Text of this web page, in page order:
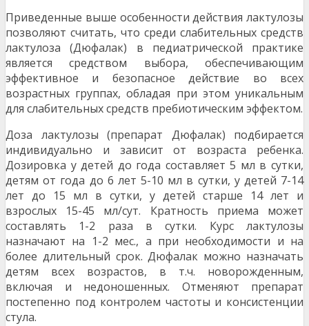
Приведенные выше особенности действия лактулозы
позволяют считать, что среди слабительных средств
лактулоза (Дюфалак) в педиатрической практике
является средством выбора, обеспечи­вающим
эффективное и безопасное действие во всех
возрастных группах, обладая при этом уни­кальным
для слабительных средств пребиотическим эффектом.
Доза лактулозы (препарат Дюфалак) подбирается
индивидуально и зависит от возраста ребенка.
Дозировка у детей до года составляет 5 мл в сут­ки,
детям от года до 6 лет 5-10 мл в сутки, у де­тей 7-14
лет до 15 мл в сутки, у детей старше 14 лет и
взрослых 15-45 мл/сут. Кратность приема может
составлять 1-2 раза в сутки. Курс лактуло­зы
назначают на 1-2 мес., а при необходимости и на
более длительный срок. Дюфалак можно назначать
детям всех возрастов, в т.ч. новорож­денным,
включая и недоношенных. Отменяют препарат
постепенно под контролем частоты и консистенции
стула.